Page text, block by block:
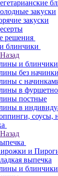
закуски
закуски
решения
блинчики
Назад
и блинчики
без
с
в
постные
в
соусы,
Назад
и
выпечка
и блинчики